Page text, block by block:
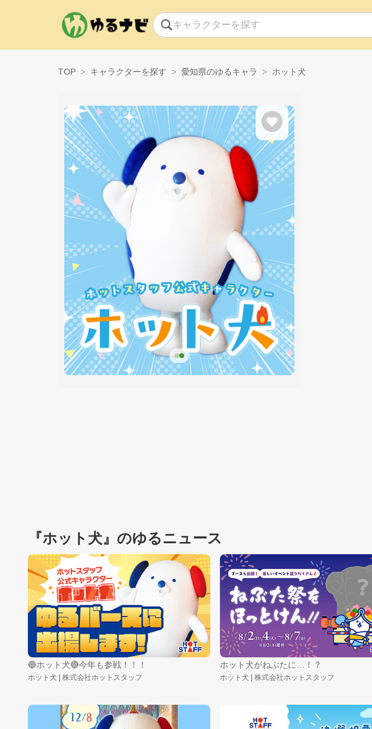
TOP キャラクターを探す 愛知県のゆるキャラ ホット犬
『ホット犬』のゆるニュース
🔵ホット犬🔴今年も参戦！！！
ホット犬 | 株式会社ホットスタッフ
ホット犬がねぶたに…！？
ホット犬 | 株式会社ホットスタッフ